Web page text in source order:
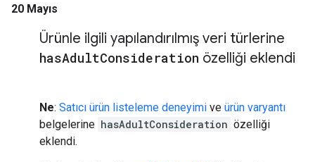
20 Mayıs
Ürünle ilgili yapılandırılmış veri türlerine
hasAdultConsideration özelliği eklendi
Ne: Satıcı ürün listeleme deneyimi ve ürün varyantı
belgelerine hasAdultConsideration özelliği
eklendi.